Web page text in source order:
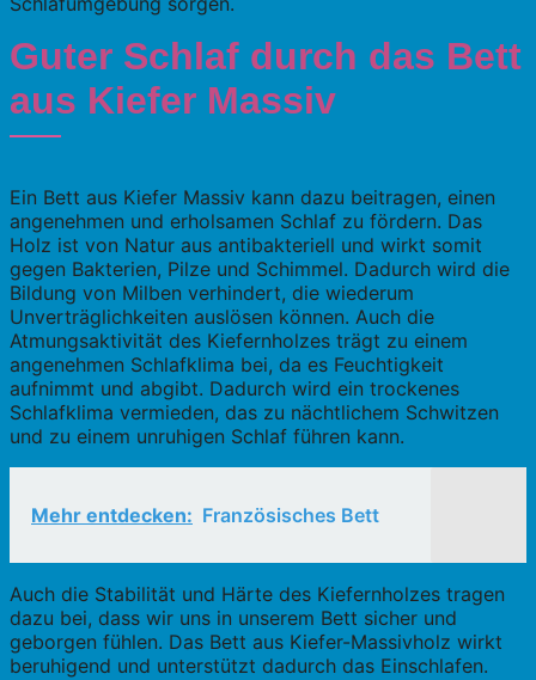
Guter Schlaf durch das Bett
aus Kiefer Massiv
Ein Bett aus Kiefer Massiv kann dazu beitragen, einen
angenehmen und erholsamen Schlaf zu fördern. Das
Holz ist von Natur aus antibakteriell und wirkt somit
gegen Bakterien, Pilze und Schimmel. Dadurch wird die
Bildung von Milben verhindert, die wiederum
Unverträglichkeiten auslösen können. Auch die
Atmungsaktivität des Kiefernholzes trägt zu einem
angenehmen Schlafklima bei, da es Feuchtigkeit
aufnimmt und abgibt. Dadurch wird ein trockenes
Schlafklima vermieden, das zu nächtlichem Schwitzen
und zu einem unruhigen Schlaf führen kann.
Mehr entdecken: Französisches Bett
Auch die Stabilität und Härte des Kiefernholzes tragen
dazu bei, dass wir uns in unserem Bett sicher und
geborgen fühlen. Das Bett aus Kiefer-Massivholz wirkt
beruhigend und unterstützt dadurch das Einschlafen.